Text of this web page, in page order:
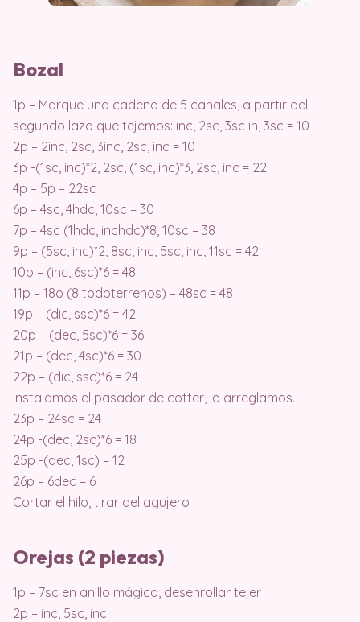
Bozal
1p – Marque una cadena de 5 canales, a partir del
segundo lazo que tejemos: inc, 2sc, 3sc in, 3sc = 10
2p – 2inc, 2sc, 3inc, 2sc, inc = 10
3p -(1sc, inc)*2, 2sc, (1sc, inc)*3, 2sc, inc = 22
4p – 5p – 22sc
6p – 4sc, 4hdc, 10sc = 30
7p – 4sc (1hdc, inchdc)*8, 10sc = 38
9p – (5sc, inc)*2, 8sc, inc, 5sc, inc, 11sc = 42
10p – (inc, 6sc)*6 = 48
11p – 18o (8 todoterrenos) – 48sc = 48
19p – (dic, ssc)*6 = 42
20p – (dec, 5sc)*6 = 36
21p – (dec, 4sc)*6 = 30
22p – (dic, ssc)*6 = 24
Instalamos el pasador de cotter, lo arreglamos.
23p – 24sc = 24
24p -(dec, 2sc)*6 = 18
25p -(dec, 1sc) = 12
26p – 6dec = 6
Cortar el hilo, tirar del agujero
Orejas (2 piezas)
1p – 7sc en anillo mágico, desenrollar tejer
2p – inc, 5sc, inc